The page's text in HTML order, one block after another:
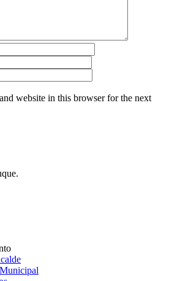
website in this browser for the next